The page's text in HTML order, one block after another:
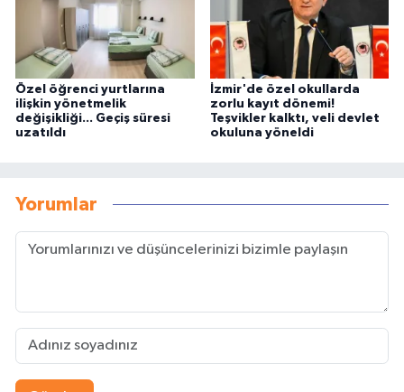
Özel öğrenci yurtlarına
ilişkin yönetmelik
değişikliği... Geçiş süresi
uzatıldı
İzmir'de özel okullarda
zorlu kayıt dönemi!
Teşvikler kalktı, veli devlet
okuluna yöneldi
Yorumlar